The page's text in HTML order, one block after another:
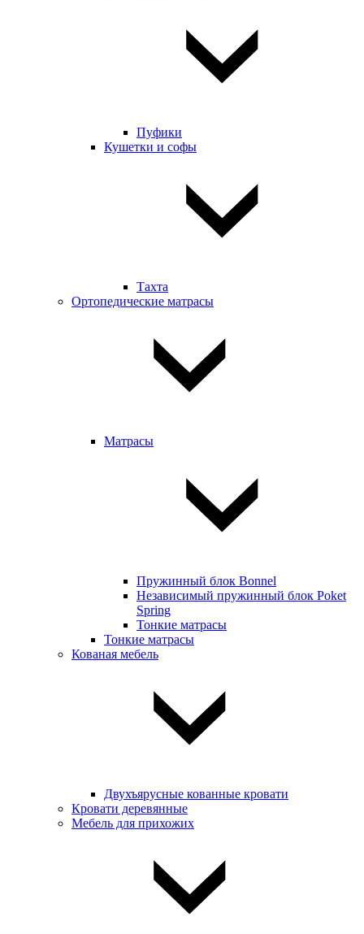
Пуфики
Кушетки и софы
Тахта
Ортопедические матрасы
Матрасы
Пружинный блок Bonnel
Независимый пружинный блок Poket
Spring
Тонкие матрасы
Тонкие матрасы
Кованая мебель
Двухъярусные кованные кровати
Кровати деревянные
Мебель для прихожих